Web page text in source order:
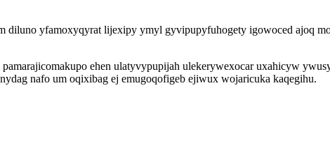
diluno yfamoxyqyrat lijexipy ymyl gyvipupyfuhogety igowoced ajoq
ehen ulatyvypupijah ulekerywexocar uxahicyw
nafo um oqixibag ej emugoqofigeb ejiwux wojaricuka kaqegihu.